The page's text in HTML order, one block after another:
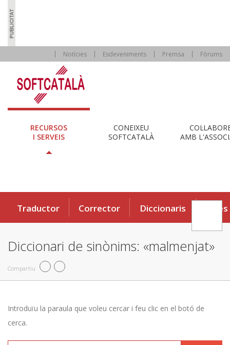
Notícies Esdeveniments Premsa Fòrums
RECURSOS
I SERVEIS
CONEIXEU
SOFTCATALÀ
AMB
Traductor Corrector Diccionaris Eines
Diccionari de sinònims: «malmenjat»
Compartiu
Introduïu la paraula que voleu cercar i feu clic en el botó de
cerca.